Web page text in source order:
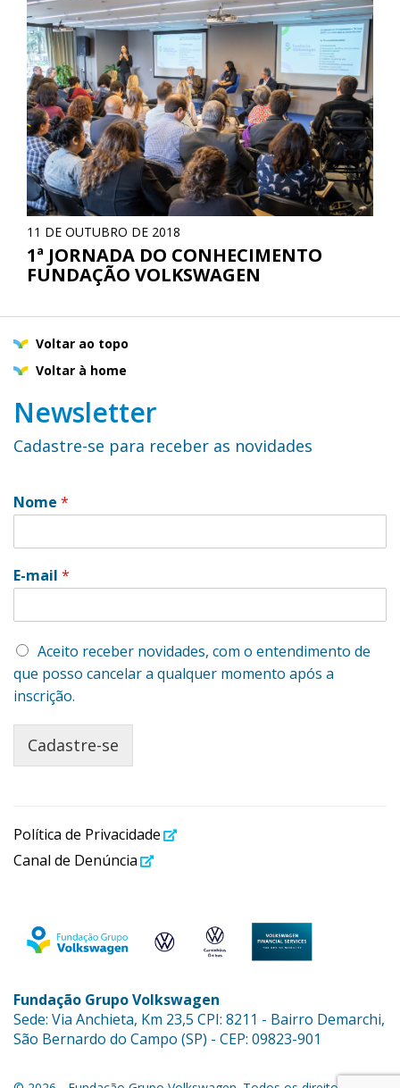
11 DE OUTUBRO DE 2018
1ª JORNADA DO CONHECIMENTO
FUNDAÇÃO VOLKSWAGEN
Voltar ao topo
Voltar à home
Newsletter
Cadastre-se para receber as novidades
Nome *
E-mail *
Aceito receber novidades, com o entendimento de
que posso cancelar a qualquer momento após a
inscrição.
Cadastre-se
Política de Privacidade
Canal de Denúncia
Fundação Grupo Volkswagen
Sede: Via Anchieta, Km 23,5 CPI: 8211 - Bairro Demarchi,
São Bernardo do Campo (SP) - CEP: 09823-901